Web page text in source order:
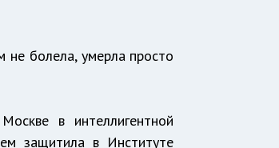
болела, умерла просто
в интеллигентной
защитила в Институте